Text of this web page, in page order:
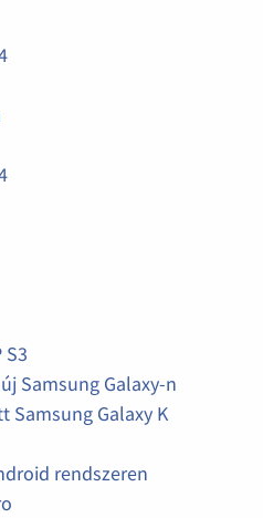
S3
Samsung Galaxy-n
Galaxy K
rendszeren